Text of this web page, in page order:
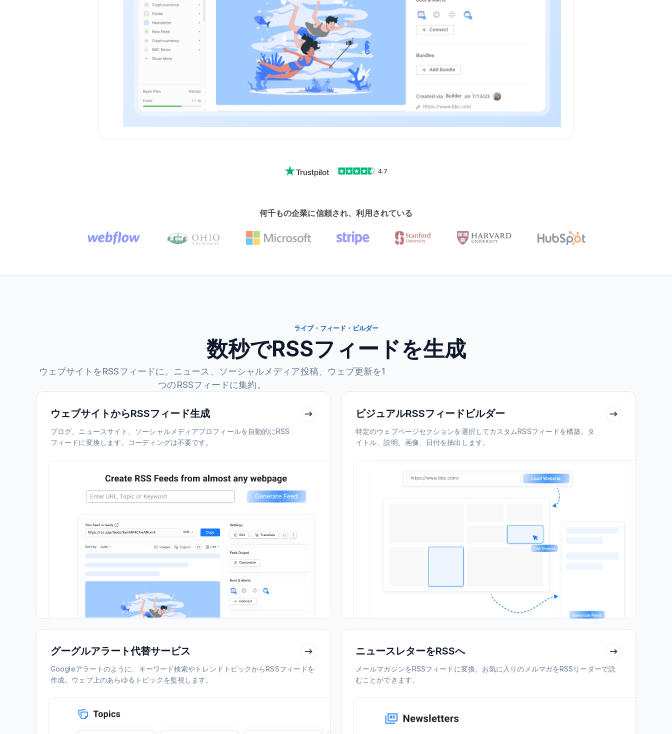
4.7
何千もの企業に信頼され、利用されている
ライブ・フィード・ビルダー
数秒でRSSフィードを生成
ウェブサイトをRSSフィードに。ニュース、ソーシャルメディア投稿、ウェブ更新を1
つのRSSフィードに集約。
ウェブサイトからRSSフィード生成
ブログ、ニュースサイト、ソーシャルメディアプロフィールを自動的にRSS
フィードに変換します。コーディングは不要です。
ビジュアルRSSフィードビルダー
特定のウェブページセクションを選択してカスタムRSSフィードを構築。タ
イトル、説明、画像、日付を抽出します。
グーグルアラート代替サービス
Googleアラートのように、キーワード検索やトレンドトピックからRSSフィードを
作成。ウェブ上のあらゆるトピックを監視します。
ニュースレターをRSSへ
メールマガジンをRSSフィードに変換。お気に入りのメルマガをRSSリーダーで読
むことができます。